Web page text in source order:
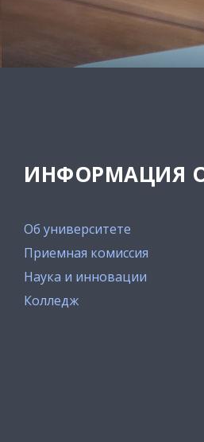
ИНФОРМАЦИЯ О
Об университете
Приемная комиссия
Наука и инновации
Колледж